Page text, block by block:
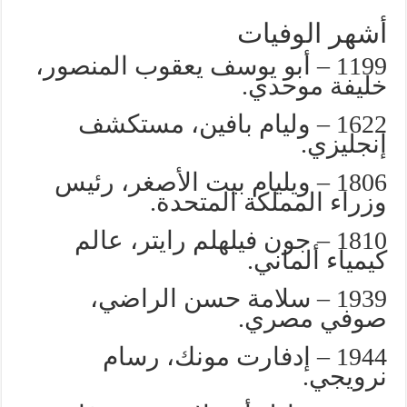
أشهر الوفيات
1199 – أبو يوسف يعقوب المنصور،
خليفة موحدي.
1622 – وليام بافين، مستكشف
إنجليزي.
1806 – ويليام بيت الأصغر، رئيس
وزراء المملكة المتحدة.
1810 – جون فيلهلم رايتر، عالم
كيمياء ألماني.
1939 – سلامة حسن الراضي،
صوفي مصري.
1944 – إدفارت مونك، رسام
نرويجي.